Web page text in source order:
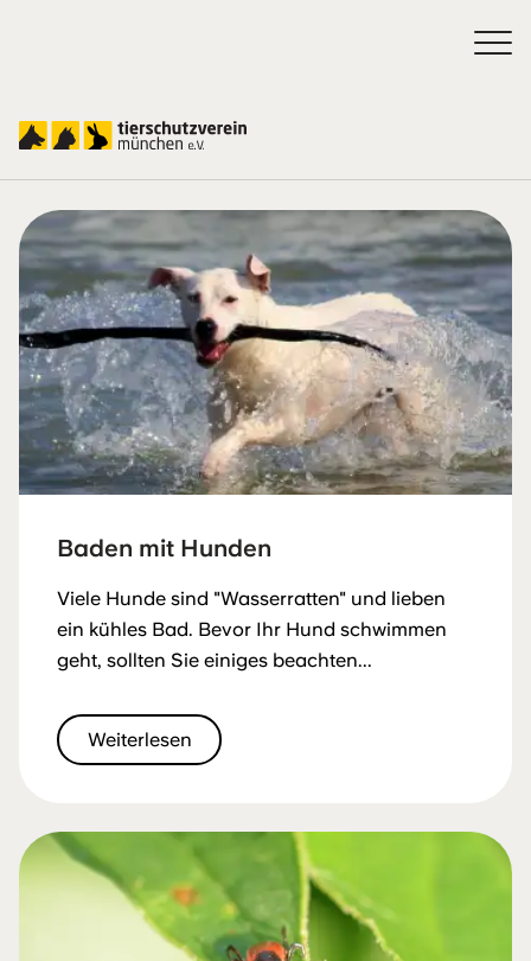
Hunde
Baden mit Hunden
Viele Hunde sind "Wasserratten" und lieben
ein kühles Bad. Bevor Ihr Hund schwimmen
geht, sollten Sie einiges beachten...
Weiterlesen